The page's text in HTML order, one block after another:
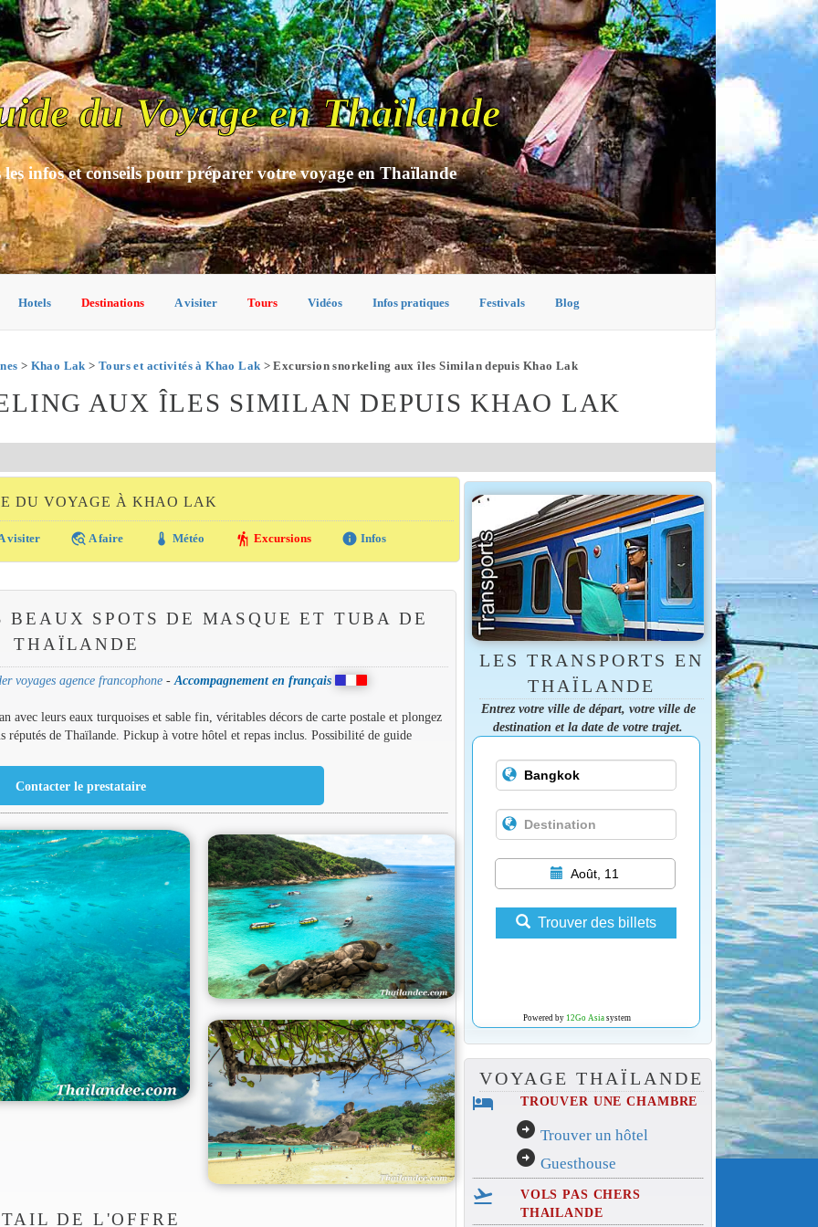
du Voyage en Thaïlande
les infos et conseils pour préparer votre voyage en Thaïlande
Hotels Destinations A visiter Tours Vidéos Infos pratiques Festivals Blog
> Khao Lak >Tours et activités à Khao Lak > Excursion snorkeling aux îles Similan depuis Khao Lak
AUX ÎLES SIMILAN DEPUIS KHAO LAK
DU VOYAGE À KHAO LAK
visiter travel_explore A faire thermostat Météo hiking Excursions info Infos
BEAUX SPOTS DE MASQUE ET TUBA DE
THAÏLANDE
voyages agence francophone- Accompagnement en français
avec leurs eaux turquoises et sable fin, véritables décors de carte postale et plongez
réputés de Thaïlande. Pickup à votre hôtel et repas inclus. Possibilité de guide
Contacter le prestataire
DE L'OFFRE
LES TRANSPORTS EN
THAÏLANDE
Entrez votre ville de départ, votre ville de
destination et la date de votre trajet.
Août, 11
Trouver des billets
Powered by 12Go Asiasystem
VOYAGE THAÏLANDE
hotel TROUVER UNE CHAMBRE
arrow_circle_right Trouver un hôtel
arrow_circle_right Guesthouse
flight_takeoff
VOLS PAS CHERS
THAILANDE